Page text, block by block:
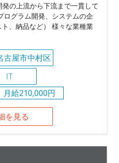
の上流から下流まで一貫して
ログラム開発、システムの企
、納品など） 様々な業種業
古屋市中村区
IT
月給210,000円
を見る